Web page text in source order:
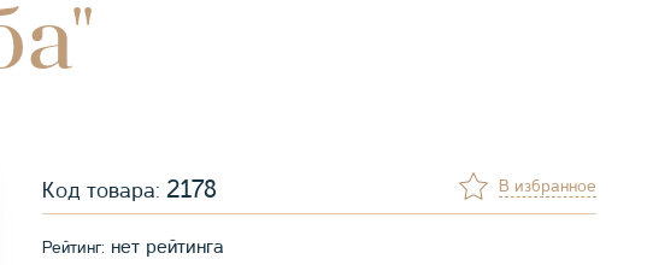
Код товара: 2178 В избранное
Рейтинг: нет рейтинга